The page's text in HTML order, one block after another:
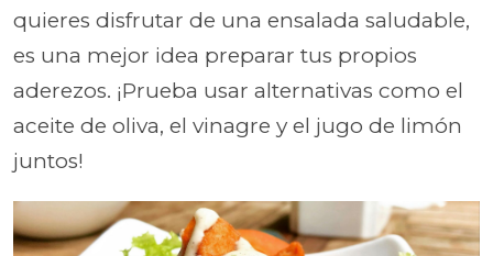
quieres disfrutar de una ensalada saludable,
es una mejor idea preparar tus propios
aderezos. ¡Prueba usar alternativas como el
aceite de oliva, el vinagre y el jugo de limón
juntos!